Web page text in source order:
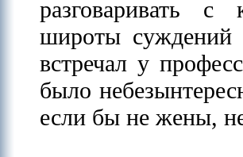
разговаривать с
широты суждений
встречал у
было
если бы не жены,